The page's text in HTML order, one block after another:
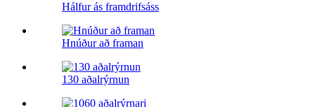
Hálfur ás framdrifsáss
Hnúður að framan
130 aðalrýrnun